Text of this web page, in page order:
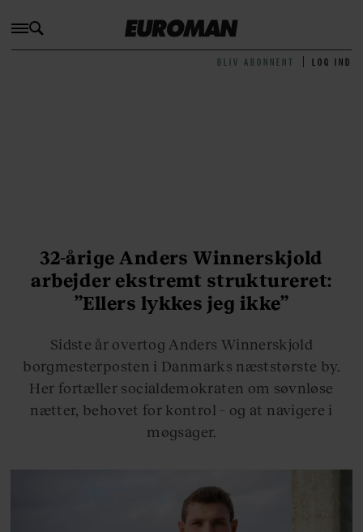
BLIV ABONNENT LOG IND
32-årige Anders Winnerskjold
arbejder ekstremt struktureret:
”Ellers lykkes jeg ikke”
Sidste år overtog Anders Winnerskjold
borgmesterposten i Danmarks næststørste by.
Her fortæller socialdemokraten om søvnløse
nætter, behovet for kontrol – og at navigere i
møgsager.